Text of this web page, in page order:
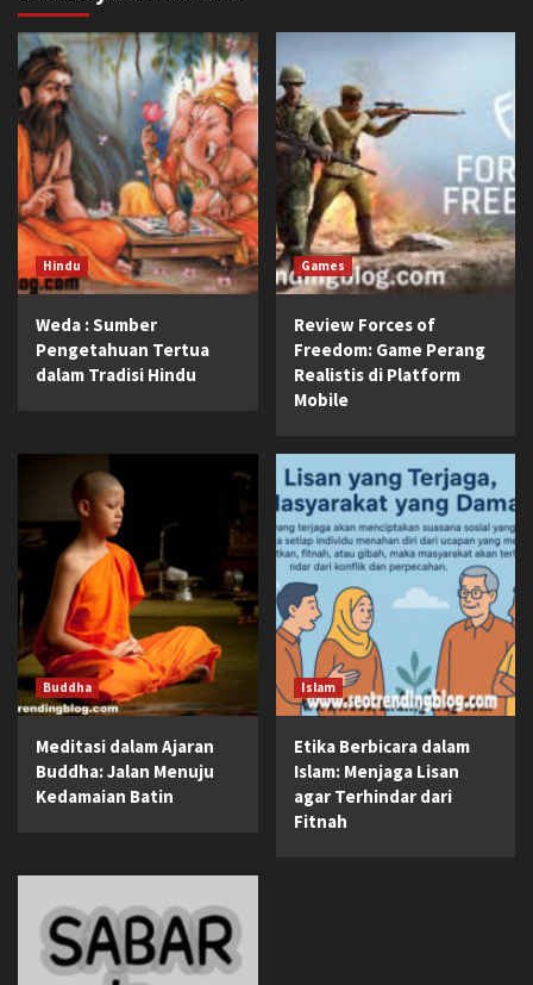
Hindu
Weda : Sumber
Pengetahuan Tertua
dalam Tradisi Hindu
Games
Review Forces of
Freedom: Game Perang
Realistis di Platform
Mobile
Buddha
Meditasi dalam Ajaran
Buddha: Jalan Menuju
Kedamaian Batin
Islam
Etika Berbicara dalam
Islam: Menjaga Lisan
agar Terhindar dari
Fitnah